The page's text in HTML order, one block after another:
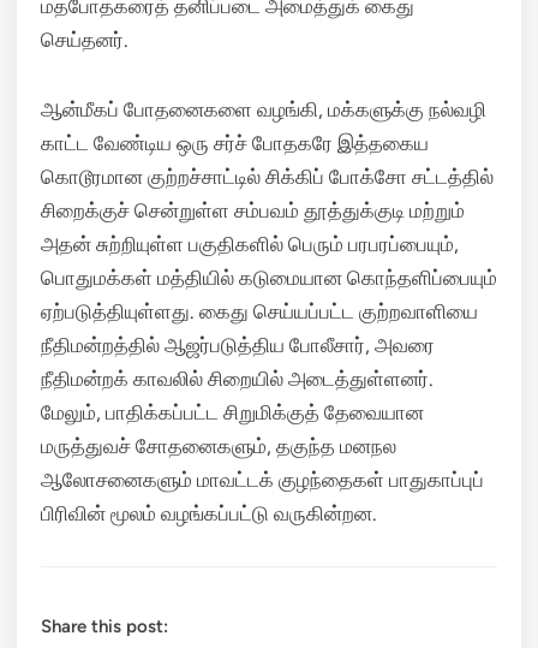
மதபோதகரைத் தனிப்படை அமைத்துக் கைது
செய்தனர்.
ஆன்மீகப் போதனைகளை வழங்கி, மக்களுக்கு நல்வழி
காட்ட வேண்டிய ஒரு சர்ச் போதகரே இத்தகைய
கொடூரமான குற்றச்சாட்டில் சிக்கிப் போக்சோ சட்டத்தில்
சிறைக்குச் சென்றுள்ள சம்பவம் தூத்துக்குடி மற்றும்
அதன் சுற்றியுள்ள பகுதிகளில் பெரும் பரபரப்பையும்,
பொதுமக்கள் மத்தியில் கடுமையான கொந்தளிப்பையும்
ஏற்படுத்தியுள்ளது. கைது செய்யப்பட்ட குற்றவாளியை
நீதிமன்றத்தில் ஆஜர்படுத்திய போலீசார், அவரை
நீதிமன்றக் காவலில் சிறையில் அடைத்துள்ளனர்.
மேலும், பாதிக்கப்பட்ட சிறுமிக்குத் தேவையான
மருத்துவச் சோதனைகளும், தகுந்த மனநல
ஆலோசனைகளும் மாவட்டக் குழந்தைகள் பாதுகாப்புப்
பிரிவின் மூலம் வழங்கப்பட்டு வருகின்றன.
Share this post: